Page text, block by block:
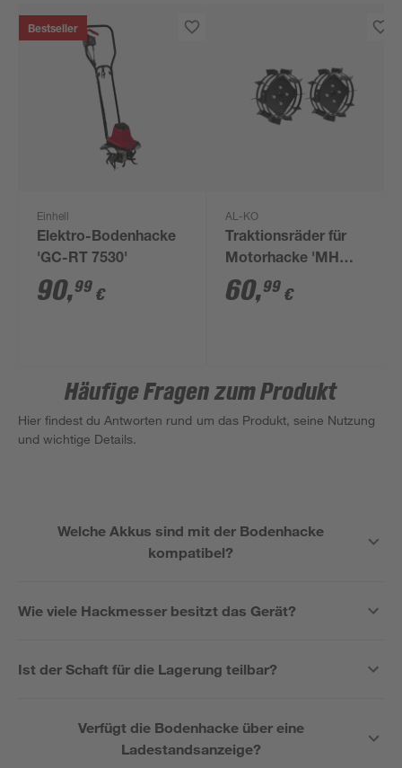
Bestseller
Einhell
Elektro-Bodenhacke
'GC-RT 7530'
90,99 €
AL-KO
Traktionsräder für
Motorhacke 'MH
1150'
60,99 €
Häufige Fragen zum Produkt
Hier findest du Antworten rund um das Produkt, seine Nutzung
und wichtige Details.
Welche Akkus sind mit der Bodenhacke
kompatibel?
Wie viele Hackmesser besitzt das Gerät?
Ist der Schaft für die Lagerung teilbar?
Verfügt die Bodenhacke über eine
Ladestandsanzeige?